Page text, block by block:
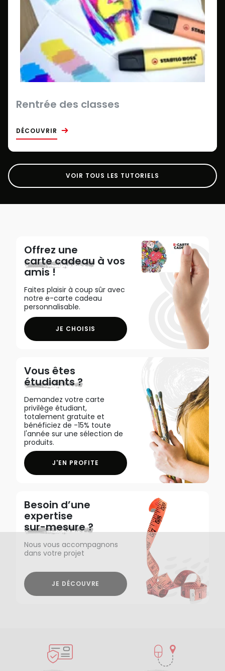
Rentrée des classes
DÉCOUVRIR
VOIR TOUS LES TUTORIELS
Offrez une
carte cadeau à vos
amis !
Faites plaisir à coup sûr avec
notre e-carte cadeau
personnalisable.
JE CHOISIS
Vous êtes
étudiants ?
Demandez votre carte
privilège étudiant,
totalement gratuite et
bénéficiez de -15% toute
l'année sur une sélection de
produits.
J'EN PROFITE
Besoin d’une
expertise
sur-mesure ?
Nous vous accompagnons
dans votre projet
JE DÉCOUVRE